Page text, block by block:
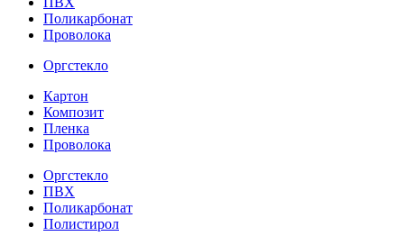
Поликарбонат
Проволока
Оргстекло
Картон
Композит
Пленка
Проволока
Оргстекло
ПВХ
Поликарбонат
Полистирол